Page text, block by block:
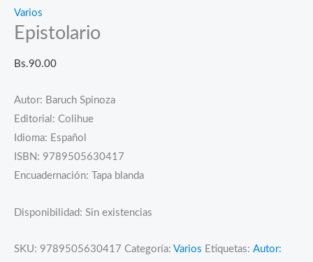
Varios
Epistolario
Bs.90.00
Autor: Baruch Spinoza
Editorial: Colihue
Idioma: Español
ISBN: 9789505630417
Encuadernación: Tapa blanda
Disponibilidad: Sin existencias
SKU: 9789505630417 Categoría: Varios Etiquetas: Autor: